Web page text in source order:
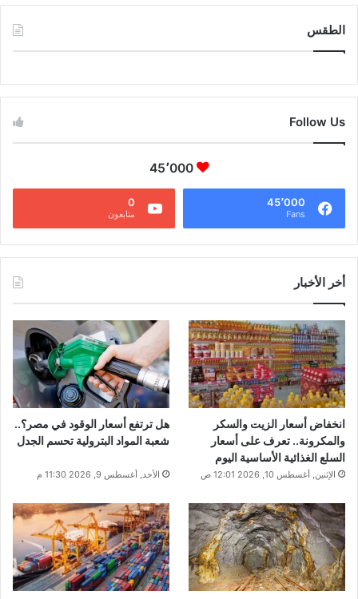
الطقس
Follow Us
45٬000
45٬000
Fans
0
متابعون
أخر الأخبار
انخفاض أسعار الزيت والسكر
والمكرونة.. تعرف على أسعار
السلع الغذائية الأساسية اليوم
الإثنين, أغسطس 10, 2026 12:01 ص
هل ترتفع أسعار الوقود في مصر؟..
شعبة المواد البترولية تحسم الجدل
الأحد, أغسطس 9, 2026 11:30 م